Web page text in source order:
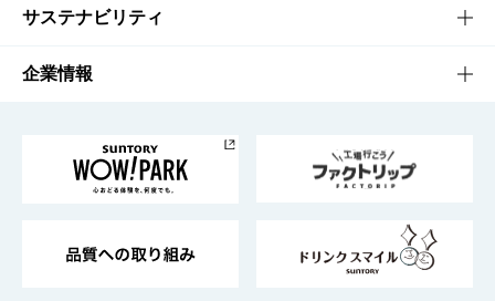
商品発売情報
栄養成分一覧
キャンペーン
工場見学
地域情報
文化・スポーツTOP
サントリーホール
サントリーサンバーズ大阪
サステナビリティ
サステナビリティTOP
サントリーが考えるサステナビリティ経営
企業情報
企業概要